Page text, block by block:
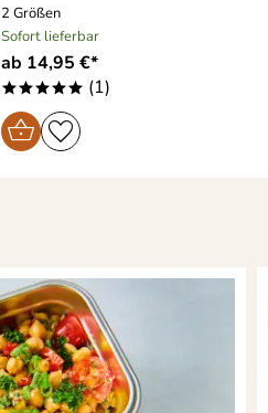
2 Größen
Sofort lieferbar
ab 14,95 €*
***** (1)